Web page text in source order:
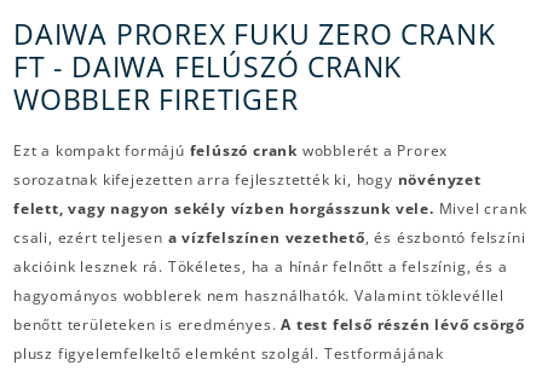
DAIWA PROREX FUKU ZERO CRANK
FT - DAIWA FELÚSZÓ CRANK
WOBBLER FIRETIGER
Ezt a kompakt formájú felúszó crank wobblerét a Prorex
sorozatnak kifejezetten arra fejlesztették ki, hogy növényzet
felett, vagy nagyon sekély vízben horgásszunk vele. Mivel crank
csali, ezért teljesen a vízfelszínen vezethető, és észbontó felszíni
akcióink lesznek rá. Tökéletes, ha a hínár felnőtt a felszínig, és a
hagyományos wobblerek nem használhatók. Valamint töklevéllel
benőtt területeken is eredményes.A test felső részén lévő csörgő
plusz figyelemfelkeltő elemként szolgál. Testformájának